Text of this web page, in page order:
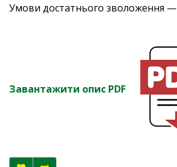
Умови достатнього зволоження —
Завантажити опис PDF